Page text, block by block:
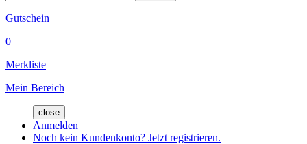
Gutschein
0
Merkliste
Mein Bereich
close
Anmelden
Noch kein Kundenkonto? Jetzt registrieren.